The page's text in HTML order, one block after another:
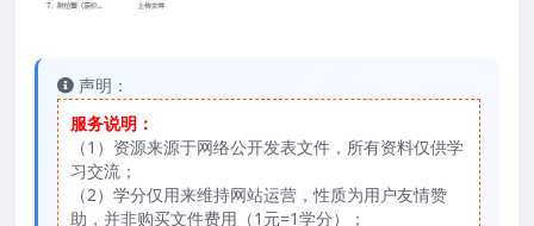
声明：
服务说明：
（1）资源来源于网络公开发表文件，所有资料仅供学
习交流；
（2）学分仅用来维持网站运营，性质为用户友情赞
助，并非购买文件费用（1元=1学分）；